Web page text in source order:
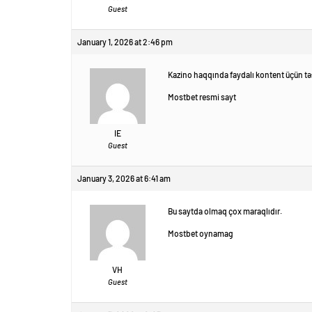
Guest
January 1, 2026 at 2:46 pm
IE
Guest
Kazino haqqında faydalı kontent üçün
Mostbet resmi sayt
January 3, 2026 at 6:41 am
VH
Guest
Bu saytda olmaq çox maraqlıdır.
Mostbet oynamag